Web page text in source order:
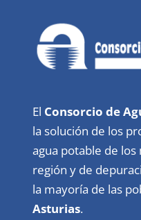
El Consorcio de
la solución de los
agua potable de
región y de
la mayoría de las
Asturias.